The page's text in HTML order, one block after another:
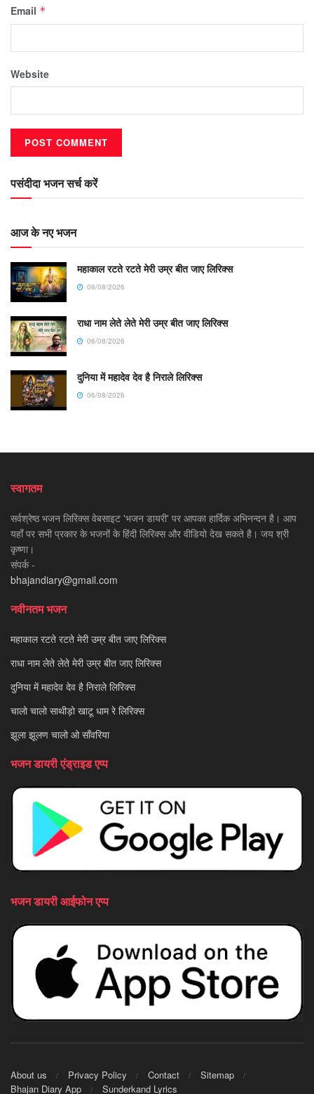
Email *
Website
पसंदीदा भजन सर्च करें
आज के नए भजन
महाकाल रटते रटते मेरी उम्र बीत जाए लिरिक्स
06/08/2026
राधा नाम लेते लेते मेरी उम्र बीत जाए लिरिक्स
06/08/2026
दुनिया में महादेव देव है निराले लिरिक्स
06/08/2026
स्वागतम
सर्वश्रेष्ठ भजन लिरिक्स वेबसाइट 'भजन डायरी' पर आपका हार्दिक अभिनन्दन है। आप
यहाँ पर सभी प्रकार के भजनों के हिंदी लिरिक्स और वीडियो देख सकते है। जय श्री
कृष्णा।
संपर्क -
bhajandiary@gmail.com
नवीनतम भजन
महाकाल रटते रटते मेरी उम्र बीत जाए लिरिक्स
राधा नाम लेते लेते मेरी उम्र बीत जाए लिरिक्स
दुनिया में महादेव देव है निराले लिरिक्स
चालो चालो साथीड़ो खाटू धाम रे लिरिक्स
झूला झूलण चालो ओ साँवरिया
भजन डायरी एंड्राइड एप्प
भजन डायरी आईफोन एप्प
About us Privacy Policy Contact
Sitemap
Bhajan Diary App
Sunderkand Lyrics